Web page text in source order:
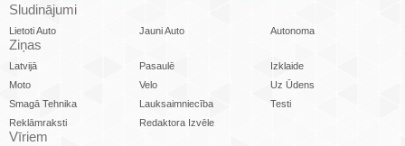
Sludinājumi
Lietoti Auto Jauni Auto Autonoma
Ziņas
Latvijā Pasaulē
Izklaide
Moto
Velo
Uz Ūdens
Smagā Tehnika
Lauksaimniecība
Testi
Reklāmraksti
Redaktora Izvēle
Vīriem